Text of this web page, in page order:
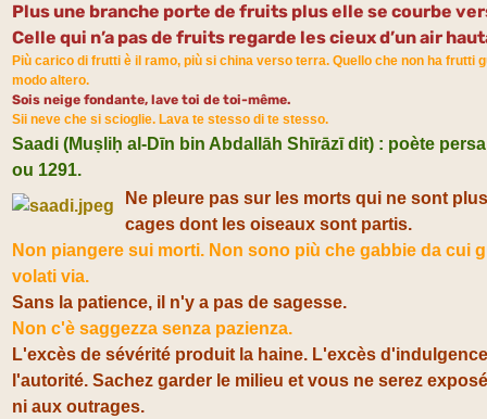
Plus une branche porte de fruits plus elle se courbe
Celle qui n’a pas de fruits regarde les cieux d’un air
Più carico di frutti è il ramo, più si china verso terra. Quello che non ha frutti
modo altero.
Sois neige fondante, lave toi de toi-même.
Sii neve che si scioglie. Lava te stesso di te stesso.
Saadi (Muṣliḥ al-Dīn bin Abdallāh Shīrāzī dit) : poète
ou 1291.
Ne pleure pas sur les morts qui ne sont
cages dont les oiseaux sont partis.
Non piangere sui morti. Non sono più che gabbie da cui
volati via.
Sans la patience, il n'y a pas de sagesse.
Non c'è saggezza senza pazienza.
L'excès de sévérité produit la haine. L'excès
l'autorité. Sachez garder le milieu et vous ne serez
ni aux outrages.